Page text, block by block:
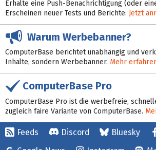
Erhalte eine Push-Benachrichtigung (oder
Erscheinen neuer Tests und Berichte: Jetzt
Warum Werbebanner?
ComputerBase berichtet unabhängig und
Inhalte, sondern Werbebanner. Mehr
ComputerBase Pro
ComputerBase Pro ist die werbefreie,
zugleich faire Variante von ComputerBase.
Feeds Discord Bluesky